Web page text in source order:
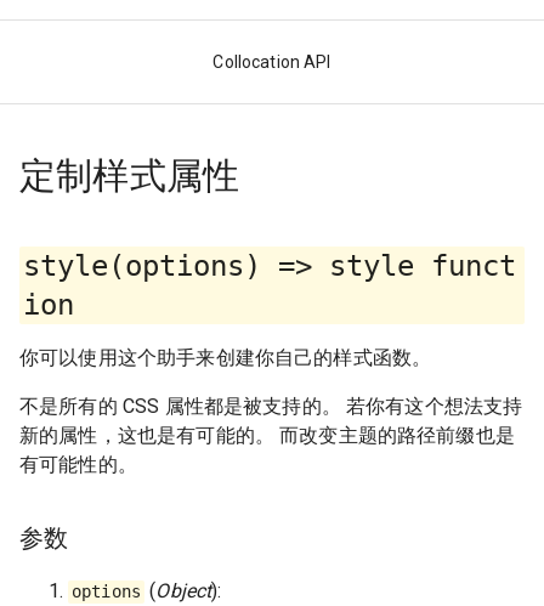
Collocation API
定制样式属性
style(options) => style funct
ion
你可以使用这个助手来创建你自己的样式函数。
不是所有的 CSS 属性都是被支持的。 若你有这个想法支持
新的属性，这也是有可能的。 而改变主题的路径前缀也是
有可能性的。
参数
options (Object):